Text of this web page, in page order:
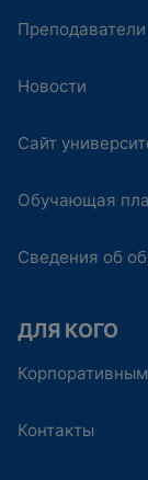
Преподаватели
Новости
Сайт
Обучающая
Сведения об
ДЛЯ КОГО
Контакты